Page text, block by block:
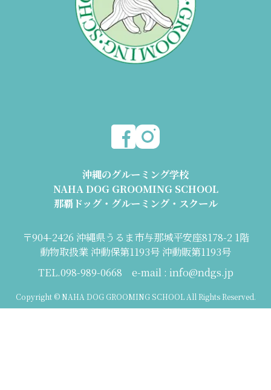
沖縄のグルーミング学校
NAHA DOG GROOMING SCHOOL
那覇ドッグ・グルーミング・スクール
〒904-2426 沖縄県うるま市与那城平安座8178-2 1階
動物取扱業 沖動保第1193号 沖動販第1193号
TEL.098-989-0668 e-mail : info@ndgs.jp
Copyright © NAHA DOG GROOMING SCHOOL All Rights Reserved.